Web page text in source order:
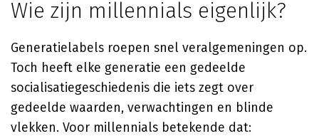
Wie zijn millennials eigenlijk?
Generatielabels roepen snel veralgemeningen op.
Toch heeft elke generatie een gedeelde
socialisatiegeschiedenis die iets zegt over
gedeelde waarden, verwachtingen en blinde
vlekken. Voor millennials betekende dat: